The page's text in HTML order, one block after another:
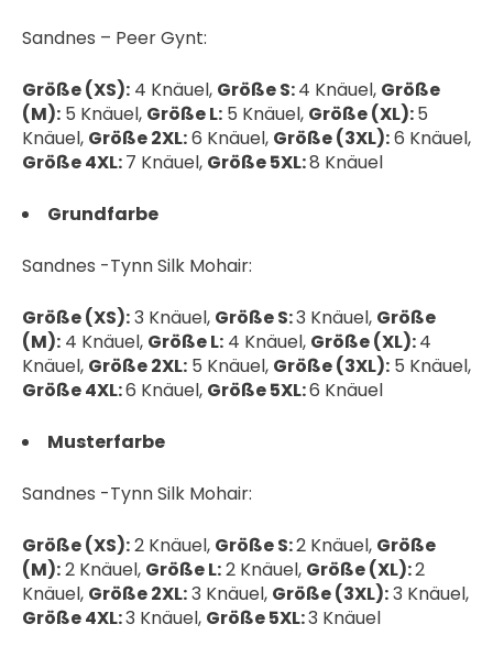
Sandnes – Peer Gynt:
Größe (XS): 4 Knäuel, Größe S:4 Knäuel, Größe
(M): 5 Knäuel, Größe L: 5 Knäuel, Größe (XL):5
Knäuel, Größe 2XL:6 Knäuel, Größe (3XL):6 Knäuel,
Größe 4XL:7 Knäuel, Größe 5XL:8 Knäuel
Grundfarbe
Sandnes -Tynn Silk Mohair:
Größe (XS):3 Knäuel, Größe S:3 Knäuel, Größe
(M): 4 Knäuel, Größe L: 4 Knäuel, Größe (XL):4
Knäuel, Größe 2XL: 5 Knäuel, Größe (3XL): 5 Knäuel,
Größe 4XL:6 Knäuel, Größe 5XL:6 Knäuel
Musterfarbe
Sandnes -Tynn Silk Mohair:
Größe (XS):2 Knäuel, Größe S:2 Knäuel, Größe
(M):2 Knäuel, Größe L:2 Knäuel, Größe (XL):2
Knäuel, Größe 2XL:3 Knäuel, Größe (3XL):3 Knäuel,
Größe 4XL:3 Knäuel, Größe 5XL:3 Knäuel